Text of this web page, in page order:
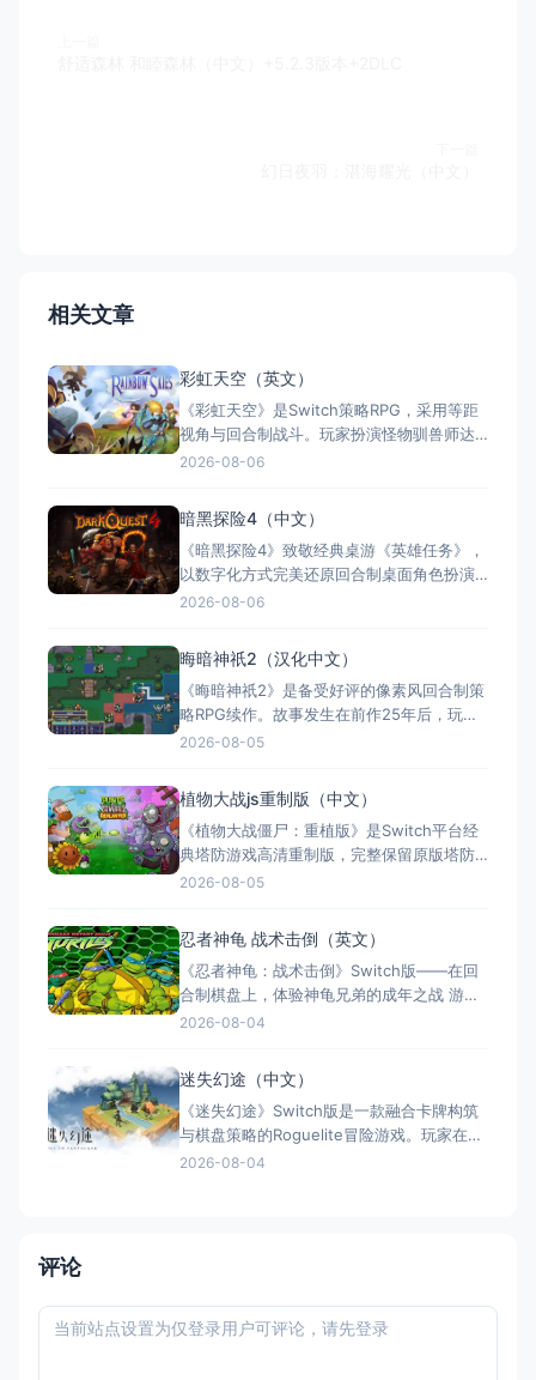
相关文章
彩虹天空（英文）
《彩虹天空》是Switch策略RPG，采用等距
视角与回合制战斗。玩家扮演怪物驯兽师达
米安，因宿醉搞砸测验后卷入敌对势力冲
体验。目前仅支持英文，暂无中文。
2026-08-06
暗黑探险4（中文）
《暗黑探险4》致敬经典桌游《英雄任务》，
以数字化方式完美还原回合制桌面角色扮演
体验。游戏包含30个手工打造的战役任务、
Switch版容量仅2.3GB，支持TV、桌面、掌
机及Nintendo Switch 2模式，并提供全
2026-08-06
晦暗神祇2（汉化中文）
《晦暗神祇2》是备受好评的像素风回合制策
略RPG续作。故事发生在前作25年后，玩家
率领20位英雄与45种分支职业，在政治漩涡
极高的重玩性。复古像素艺术与精美战斗动
画带来原汁原味的战棋体验。Switch版仅
704MB，轻量便携
2026-08-05
植物大战js重制版（中文）
《植物大战僵尸：重植版》是Switch平台经
典塔防游戏高清重制版，完整保留原版塔防
玩法并升级HD画质。新增本地合作与PvP模
1-2人游玩，售价19.99美元。
2026-08-05
忍者神龟 战术击倒（英文）
《忍者神龟：战术击倒》Switch版——在回
合制棋盘上，体验神龟兄弟的成年之战 游戏
类型：策略战棋类（回合制战术 × 清版格斗
定名） 港台名称：忍者龜：戰術性打擊（官
方繁体中文定名） 美国名称：Teena
2026-08-04
迷失幻途（中文）
《迷失幻途》Switch版是一款融合卡牌构筑
与棋盘策略的Roguelite冒险游戏。玩家在随
机生成的8×8棋盘上回合制战斗，三大职业
2026-08-04
评论